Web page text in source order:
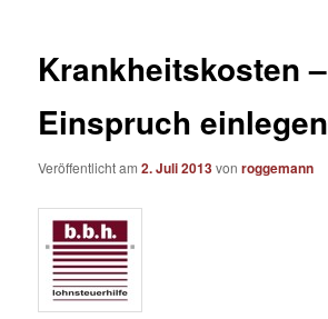
Krankheitskosten –
Einspruch einlegen
Veröffentlicht am2. Juli 2013vonroggemann